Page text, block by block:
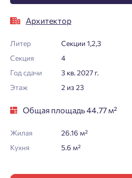
Архитектор
Литер
Секции 1,2,3
Секция
4
Год сдачи
3 кв. 2027 г.
Этаж
2 из 23
Общая площадь 44.77 м²
Жилая
26.16 м²
Кухня
5.6 м²